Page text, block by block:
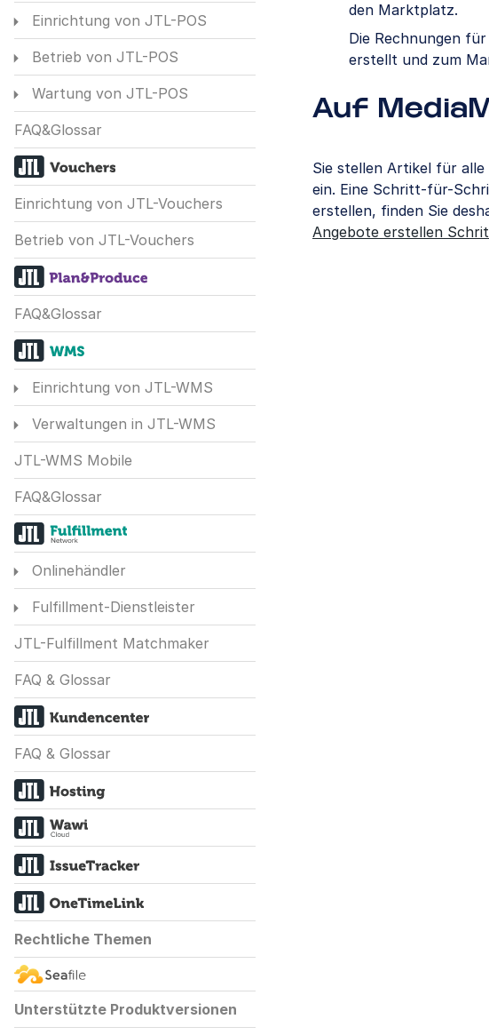
Einrichtung von JTL-POS
Betrieb von JTL-POS
Wartung von JTL-POS
FAQ&Glossar
Einrichtung von JTL-Vouchers
Betrieb von JTL-Vouchers
FAQ&Glossar
Einrichtung von JTL-WMS
Verwaltungen in JTL-WMS
JTL-WMS Mobile
FAQ&Glossar
Onlinehändler
Fulfillment-Dienstleister
JTL-Fulfillment Matchmaker
FAQ & Glossar
FAQ & Glossar
Rechtliche Themen
Unterstützte Produktversionen
den Marktplatz.
Die Rechnungen
erstellt und zum
Auf
Sie stellen Artikel für
ein. Eine Schritt-für-
erstellen, finden Sie
Angebote erstellen